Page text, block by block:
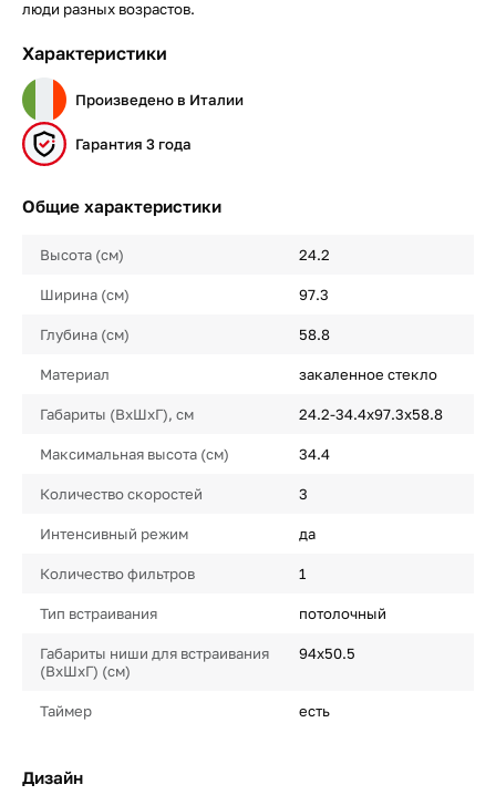
люди разных возрастов.
Характеристики
Произведено в Италии
Гарантия 3 года
Общие характеристики
Высота (см) 24.2
Ширина (см) 97.3
Глубина (см) 58.8
Материал закаленное стекло
Габариты (ВхШхГ), см 24.2-34.4х97.3х58.8
Максимальная высота (см) 34.4
Количество скоростей 3
Интенсивный режим да
Количество фильтров 1
Тип встраивания потолочный
Габариты ниши для встраивания
(ВхШхГ) (см)
94х50.5
Таймер есть
Дизайн